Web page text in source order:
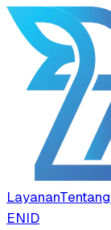
LayananTentang
ENID